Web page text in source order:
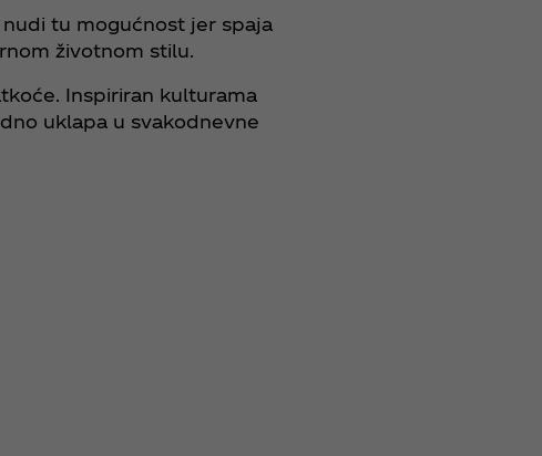
tu mogućnost jer spaja
životnom stilu.
Inspiriran kulturama
uklapa u svakodnevne